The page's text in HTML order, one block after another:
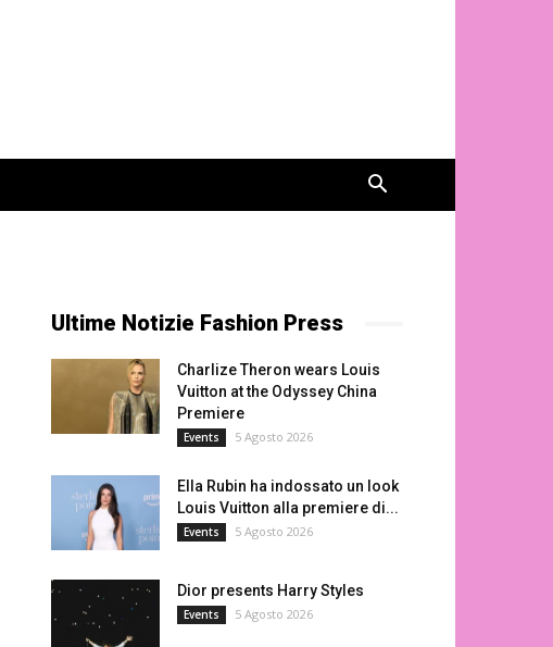
Ultime Notizie Fashion Press
Charlize Theron wears Louis
Vuitton at the Odyssey China
Premiere
Events 5 Agosto 2026
Ella Rubin ha indossato un look
Louis Vuitton alla premiere di...
Events 5 Agosto 2026
Dior presents Harry Styles
Events 5 Agosto 2026